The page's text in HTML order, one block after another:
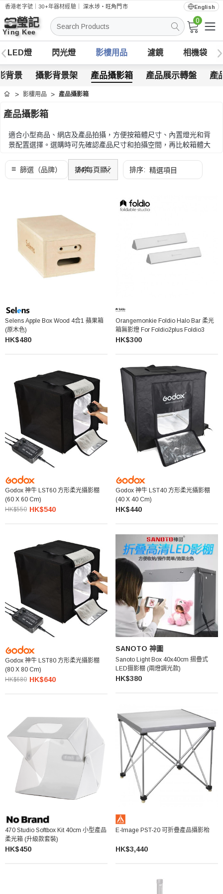
香港老字號｜30+年器材經驗｜深水埗・旺角門市 English
搜
索
0
LED燈 閃光燈 影樓用品 濾鏡 相機袋
背景 攝影背景架 產品攝影箱 產品展示轉盤 產
首頁 影樓用品 產品攝影箱
產品攝影箱
適合小型商品、網店及產品拍攝，方便按箱體尺寸、內置燈光和背
景配置選擇。選購時可先確認產品尺寸和拍攝空間，再比較箱體大
選購時可先確認產品尺寸和拍攝空間，再比較箱體大小、燈光亮
度、背景顏色和收納方式。
Selens Apple Box Wood 4合1 蘋果箱
(原木色)
HK$480
Orangemonkie Foldio Halo Bar 柔光
箱無影燈 For Foldio2plus Foldio3
HK$300
Godox 神牛 LST60 方形柔光攝影​​棚
(60 X 60 Cm)
HK$550 HK$540
Godox 神牛 LST40 方形柔光攝影​​棚
(40 X 40 Cm)
HK$440
Godox 神牛 LST80 方形柔光攝影​​棚
(80 X 80 Cm)
HK$680 HK$640
SANOTO 神圖
Sanoto Light Box 40x40cm 摺疊式
LED摄影棚 (兩燈調光款)
HK$380
470 Studio Softbox Kit 40cm 小型產品
柔光箱 (升級款套裝)
HK$450
E-Image PST-20 可折疊產品攝影枱
HK$3,440